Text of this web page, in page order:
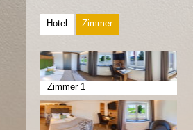
Hotel Zimmer
Zimmer 1